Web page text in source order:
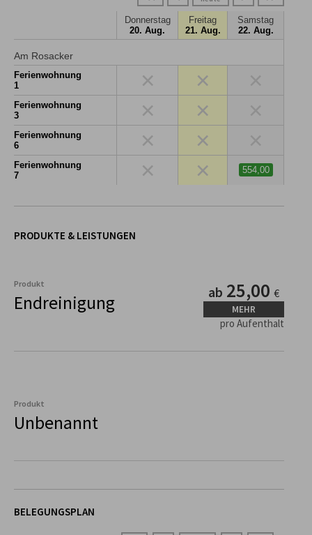
Donnerstag
20. Aug.
Freitag
21. Aug.
Samstag
22. Aug.
Am Rosacker
Ferienwohnung
1
× ×
Ferienwohnung
3
× ×
Ferienwohnung
6
× ×
Ferienwohnung
7
× × 554,00
PRODUKTE & LEISTUNGEN
Produkt
Endreinigung ab 25,00 €
MEHR
pro Aufenthalt
Produkt
Unbenannt
BELEGUNGSPLAN